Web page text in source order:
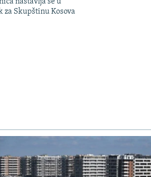
za Skupštinu Kosova